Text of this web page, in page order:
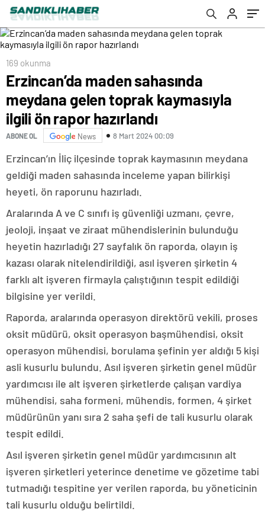
hazırlandı
169 okunma
Erzincan’da maden sahasında
meydana gelen toprak kaymasıyla
ilgili ön rapor hazırlandı
ABONE OL News 8 Mart 2024 00:09
Erzincan’ın İliç ilçesinde toprak kaymasının meydana
geldiği maden sahasında inceleme yapan bilirkişi
heyeti, ön raporunu hazırladı.
Aralarında A ve C sınıfı iş güvenliği uzmanı, çevre,
jeoloji, inşaat ve ziraat mühendislerinin bulunduğu
heyetin hazırladığı 27 sayfalık ön raporda, olayın iş
kazası olarak nitelendirildiği, asıl işveren şirketin 4
farklı alt işveren firmayla çalıştığının tespit edildiği
bilgisine yer verildi.
Raporda, aralarında operasyon direktörü vekili, proses
oksit müdürü, oksit operasyon başmühendisi, oksit
operasyon mühendisi, borulama şefinin yer aldığı 5 kişi
asli kusurlu bulundu. Asıl işveren şirketin genel müdür
yardımcısı ile alt işveren şirketlerde çalışan vardiya
mühendisi, saha formeni, mühendis, formen, 4 şirket
müdürünün yanı sıra 2 saha şefi de tali kusurlu olarak
tespit edildi.
Asıl işveren şirketin genel müdür yardımcısının alt
işveren şirketleri yeterince denetime ve gözetime tabi
tutmadığı tespitine yer verilen raporda, bu yöneticinin
tali kusurlu olduğu belirtildi.